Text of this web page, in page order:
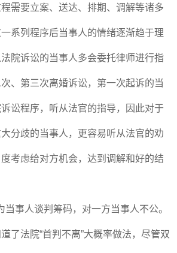
需要立案、送达、排期、调解等诸多
系列程序后当事人的情绪逐渐趋于理
院诉讼的当事人多会委托律师进行指
、第三次离婚诉讼，第一次起诉的当
讼程序，听从法官的指导，因此对于
分歧的当事人，更容易听从法官的劝
考虑给对方机会，达到调解和好的结
当事人谈判筹码，对一方当事人不公。
了法院“首判不离”大概率做法，尽管双